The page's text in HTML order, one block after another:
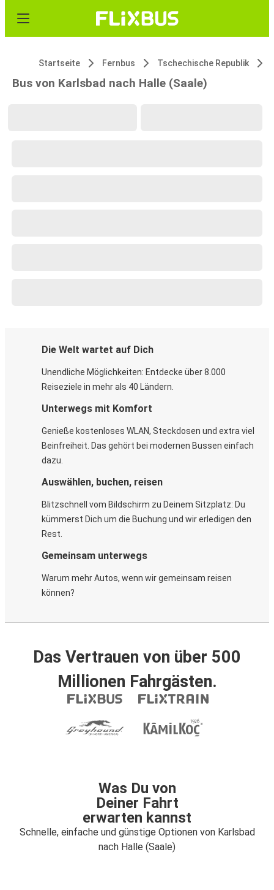
Startseite Fernbus Tschechische Republik
Bus von Karlsbad nach Halle (Saale)
Die Welt wartet auf Dich
Unendliche Möglichkeiten: Entdecke über 8.000
Reiseziele in mehr als 40 Ländern.
Unterwegs mit Komfort
Genieße kostenloses WLAN, Steckdosen und extra viel
Beinfreiheit. Das gehört bei modernen Bussen einfach
dazu.
Auswählen, buchen, reisen
Blitzschnell vom Bildschirm zu Deinem Sitzplatz: Du
kümmerst Dich um die Buchung und wir erledigen den
Rest.
Gemeinsam unterwegs
Warum mehr Autos, wenn wir gemeinsam reisen
können?
Das Vertrauen von über 500
Millionen Fahrgästen.
Was Du von
Deiner Fahrt
erwarten kannst
Schnelle, einfache und günstige Optionen von Karlsbad
nach Halle (Saale)